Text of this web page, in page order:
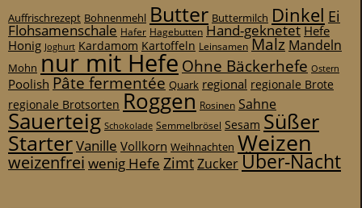
Auffrischrezept Bohnenmehl Butter Buttermilch Dinkel Ei
Flohsamenschale Hafer Hagebutten Hand-geknetet Hefe
Honig Joghurt Kardamom Kartoffeln Leinsamen Malz Mandeln
Mohn nur mit Hefe Ohne Bäckerhefe Ostern
Poolish Pâte fermentée Quark regional regionale Brote
regionale Brotsorten Roggen Rosinen Sahne
Sauerteig Schokolade Semmelbrösel Sesam Süßer
StarterVanille Vollkorn Weihnachten Weizen
weizenfrei wenig Hefe ZimtZuckerÜber-Nacht